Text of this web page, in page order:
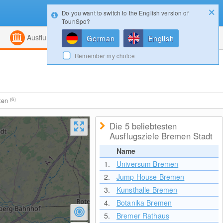
Kombiniert
Ausflugsziele Magazin
(6)
Die 5 beliebtesten
Ausflugsziele Bremen Stadt
Name
1.
Universum Bremen
2.
Jump House Bremen
3.
Kunsthalle Bremen
4.
Botanika Bremen
5.
Bremer Rathaus
Login
Do you want to switch to the English version of
TouriSpo?
German English
Remember my choice
Konfigurator Gewinnspiele